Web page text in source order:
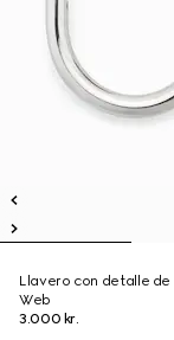
Llavero con detalle
Web
3.000 kr.